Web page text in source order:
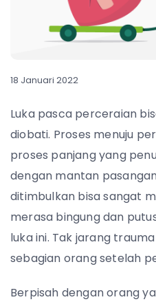
18 Januari 2022
Luka pasca perceraian
diobati. Proses menuju
proses panjang yang
dengan mantan
ditimbulkan bisa sangat
merasa bingung dan
luka ini. Tak jarang
sebagian orang setelah
Berpisah dengan orang